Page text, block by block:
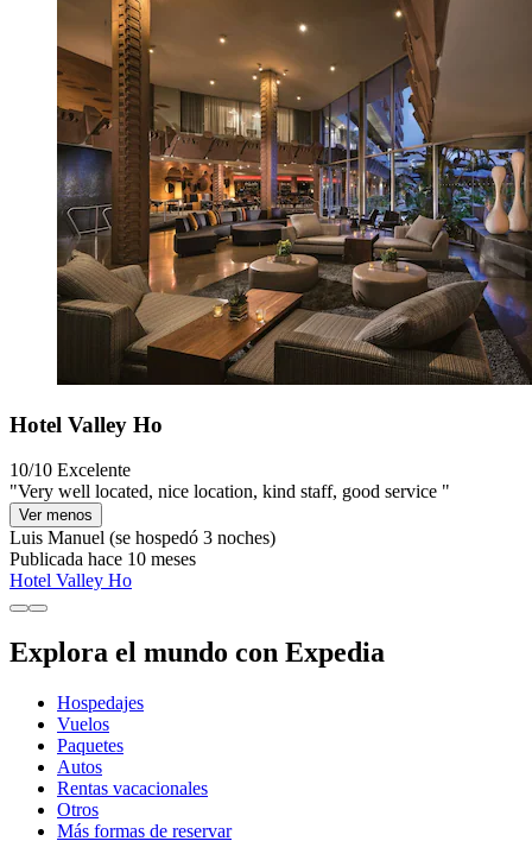
Hotel Valley Ho
10/10 Excelente
"Very well located, nice location, kind staff, good service "
Ver menos
Luis Manuel (se hospedó 3 noches)
Publicada hace 10 meses
Hotel Valley Ho
Explora el mundo con Expedia
Hospedajes
Vuelos
Paquetes
Autos
Rentas vacacionales
Otros
Más formas de reservar